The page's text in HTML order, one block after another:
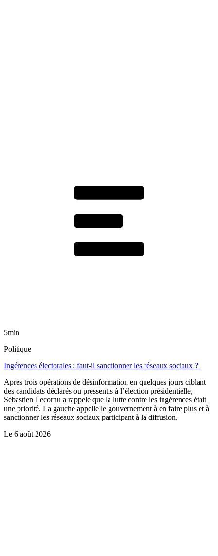
5min
Politique
Ingérences électorales : faut-il sanctionner les réseaux sociaux ?
Après trois opérations de désinformation en quelques jours ciblant
des candidats déclarés ou pressentis à l’élection présidentielle,
Sébastien Lecornu a rappelé que la lutte contre les ingérences était
une priorité. La gauche appelle le gouvernement à en faire plus et à
sanctionner les réseaux sociaux participant à la diffusion.
Le 6 août 2026